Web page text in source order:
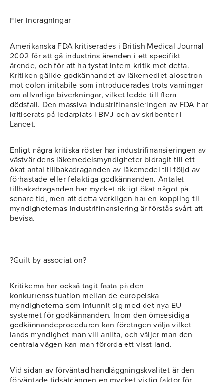
Fler indragningar
Amerikanska FDA kritiserades i British Medical Journal
2002 för att gå industrins ärenden i ett specifikt
ärende, och för att ha tystat intern kritik mot detta.
Kritiken gällde godkännandet av läkemedlet alosetron
mot colon irritabile som introducerades trots varningar
om allvarliga biverkningar, vilket ledde till flera
dödsfall. Den massiva industrifinansieringen av FDA har
kritiserats på ledarplats i BMJ och av skribenter i
Lancet.
Enligt några kritiska röster har industrifinansieringen av
västvärldens läkemedelsmyndigheter bidragit till ett
ökat antal tillbakadraganden av läkemedel till följd av
förhastade eller felaktiga godkännanden. Antalet
tillbakadraganden har mycket riktigt ökat något på
senare tid, men att detta verkligen har en koppling till
myndigheternas industrifinansiering är förstås svårt att
bevisa.
?Guilt by association?
Kritikerna har också tagit fasta på den
konkurrenssituation mellan de europeiska
myndigheterna som infunnit sig med det nya EU-
systemet för godkännanden. Inom den ömsesidiga
godkännandeproceduren kan företagen välja vilket
lands myndighet man vill anlita, och väljer man den
centrala vägen kan man förorda ett visst land.
Vid sidan av förväntad handläggningskvalitet är den
förväntade tidsåtgången en mycket viktig faktor för